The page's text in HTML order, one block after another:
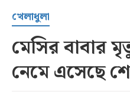
খেলাধুলা
মেসির বাবার
নেমে এসেছে